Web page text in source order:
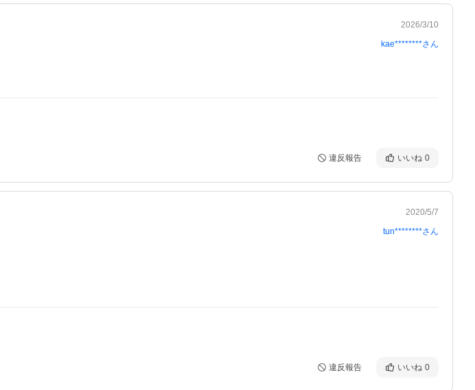
2026/3/10
kae********さん
違反報告 いいね 0
2020/5/7
tun********さん
違反報告 いいね 0